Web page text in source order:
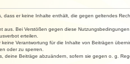
dass er keine Inhalte enthält, die gegen geltendes
aus. Bei Verstößen gegen diese
erteilen.
Verantwortung für die Inhalte von Beiträgen
oder zu sperren.
deine Beiträge abzuändern, sofern sie gegen o. g.